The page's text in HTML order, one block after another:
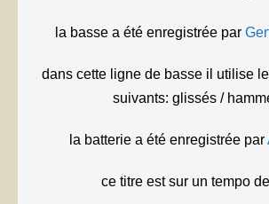
la basse a été enregistrée par
dans cette ligne de basse il utilise
suivants: glissés /
la batterie a été enregistrée par
ce titre est sur un tempo